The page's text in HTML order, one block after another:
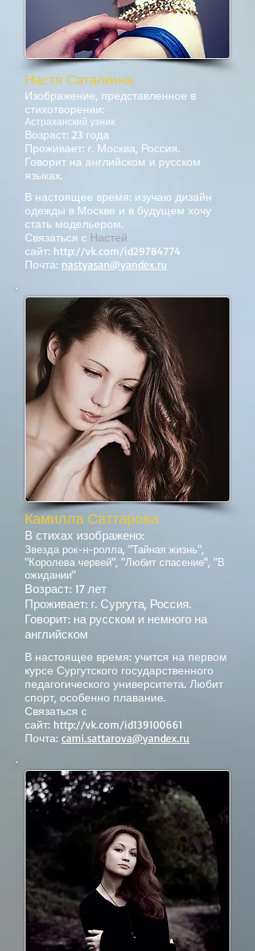
Настя Саталкина
Изображение, представленное в
стихотворении:
Астраханский узник
Возраст: 23 года
Проживает: г. Москва, Россия.
Говорит на английском и русском
языках.
В настоящее время: изучаю дизайн
одежды в Москве и в будущем хочу
стать модельером.
Связаться с Настей
сайт: http://vk.com/id29784774
Почта: nastyasan@yandex.ru
Камилла Саттарова
В стихах изображено:
Звезда рок-н-ролла, "Тайная жизнь",
"Королева червей", "Любит спасение", "В
ожидании"
Возраст: 17 лет
Проживает: г. Сургута, Россия.
Говорит: на русском и немного на
английском
В настоящее время: учится на первом
курсе Сургутского государственного
педагогического университета. Любит
спорт, особенно плавание.
Связаться с
сайт: http://vk.com/id139100661
Почта: cami.sattarova@yandex.ru